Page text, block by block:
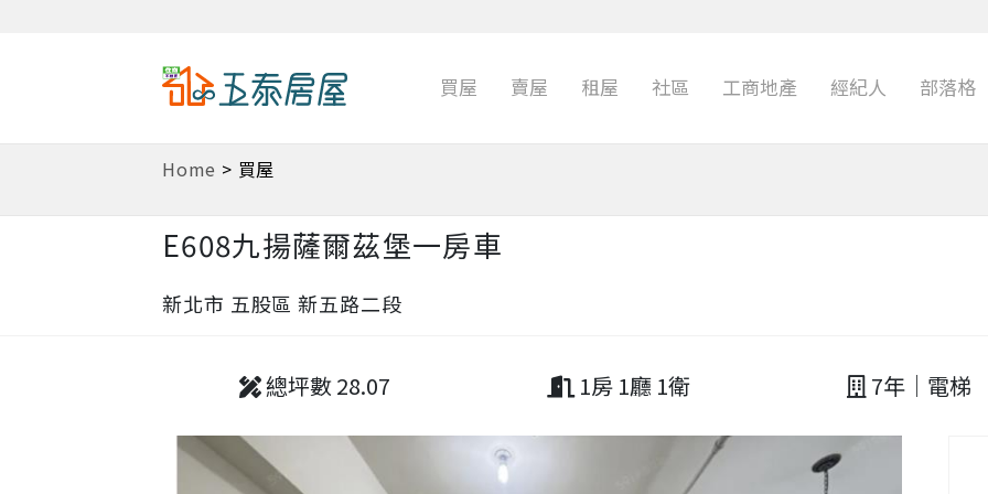
部落格
經紀人
工商地產
社區
租屋
賣屋
買屋
Home > 買屋
E608九揚薩爾茲堡一房車
新北市 五股區 新五路二段
總坪數 28.07 1房 1廳 1衛 7年｜電梯